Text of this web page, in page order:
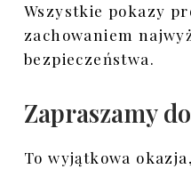
Wszystkie pokazy
zachowaniem
bezpieczeństwa.
Zapraszamy
To wyjątkowa